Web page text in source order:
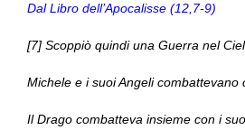
Dal Libro dell’Apocalisse (12,7-9)
[7] Scoppiò quindi una Guerra nel
Michele e i suoi Angeli combattevano
Il Drago combatteva insieme con i